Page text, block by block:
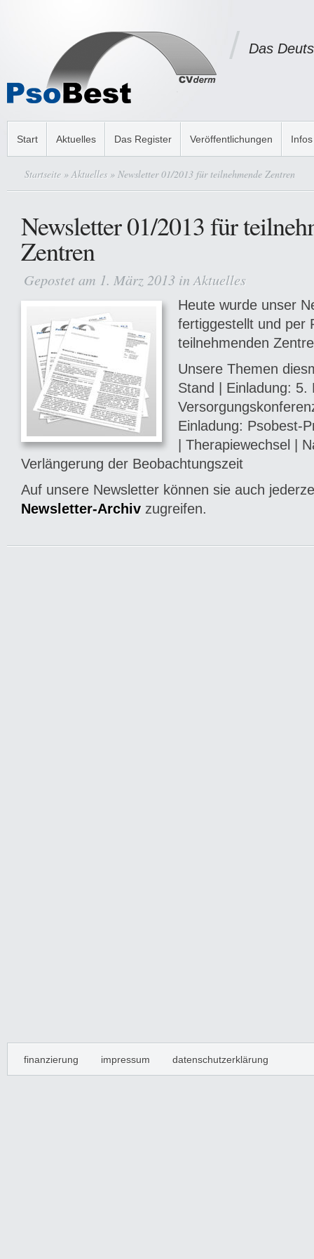
Das
Start Aktuelles Das Register Veröffentlichungen
Startseite » Aktuelles » Newsletter 01/2013 für teilnehmende Zentren
Newsletter 01/2013 für
Zentren
Gepostet am 1. März 2013 in Aktuelles
Heute wurde unser
fertiggestellt und per
teilnehmenden
Unsere Themen
Stand | Einladung: 5.
Einladung: Psobest-
| Therapiewechsel |
Verlängerung der Beobachtungszeit
Auf unsere Newsletter können sie auch
Newsletter-Archiv zugreifen.
finanzierung impressum datenschutzerklärung